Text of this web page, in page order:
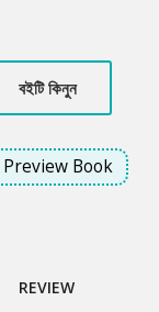
থেকেই। ভ্যান গগ
বইটি কিনুন
Preview Book
REVIEW